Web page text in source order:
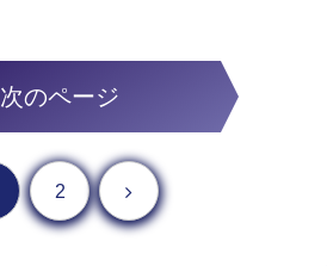
次のページ
2